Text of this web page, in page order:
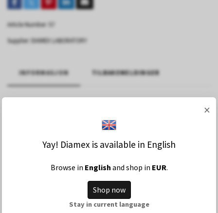
Article Number:
Supplier: DIAMEX LABORATORY
INFORMASJON TILBAKEMELDINGER
rengjøring av øyet. Produktet avgir en tynn film på kanten av
øyet som beskytter håret mot de brune sporene som
forårsakes av "tårekjertlene".
×
Yay! Diamex is available in English
Browse in English and shop in EUR.
Shop now
Stay in current language